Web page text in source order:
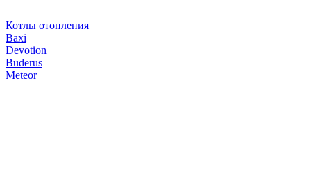
Котлы отопления
Baxi
Devotion
Buderus
Meteor